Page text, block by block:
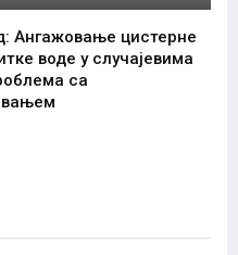
Ангажовање цистерне
воде у случајевима
са